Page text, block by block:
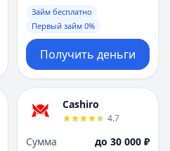
Сочи
Сургут
Т
Тверь
Тольятти
Томск
Тула
Сочи
Сургут
Т
Тверь
Тольятти
Томск
Тула
Займ бесплатно
Первый займ 0%
Получить деньги
Cashiro
4.7
Сумма
до 30 000 ₽